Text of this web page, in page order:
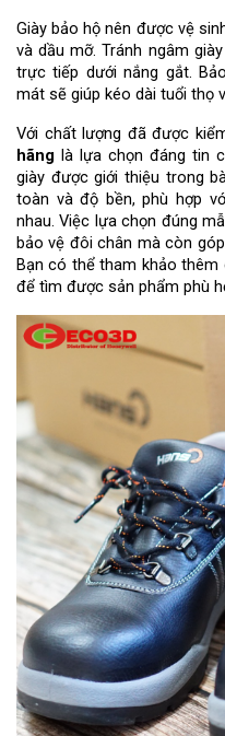
Giày bảo hộ nên được vệ
và dầu mỡ. Tránh ngâm
trực tiếp dưới nắng gắt.
mát sẽ giúp kéo dài tuổi thọ
Với chất lượng đã được
hãng là lựa chọn đáng tin
giày được giới thiệu trong
toàn và độ bền, phù hợp
nhau. Việc lựa chọn đúng
bảo vệ đôi chân mà còn
Bạn có thể tham khảo thêm
để tìm được sản phẩm phù